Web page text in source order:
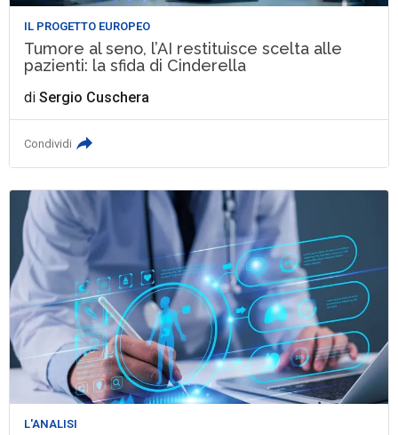
IL PROGETTO EUROPEO
Tumore al seno, l’AI restituisce scelta alle
pazienti: la sfida di Cinderella
diSergio Cuschera
Condividi
L'ANALISI